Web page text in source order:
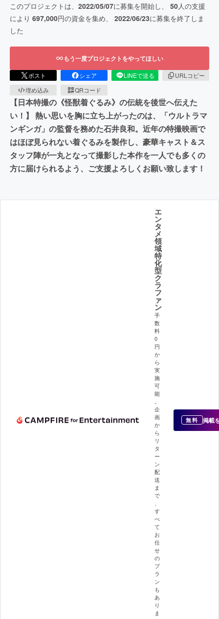
このプロジェクトは、 2022/05/07に募集を開始し、 50人の支援
により 697,000円の資金を集め、 2022/06/23に募集を終了しま
した
もう一度プロジェクトをやってほしい
ポスト シェア LINEで送る
URLコピー
埋め込み
QRコード
【日本特撮の《怪獣着ぐるみ》の伝統を後世へ伝えた
い！】 熱い思いを胸に立ち上がったのは、「ウルトラマ
ンギンガ」の監督を務めた石井良和。近年の特撮映画で
はほぼ見られない着ぐるみを製作し、豪華キャスト＆ス
タッフ陣が一丸となって撮影した本作を一人でも多くの
方に届けられるよう、ご支援よろしくお願い致します！
エ
ン
タ
メ
領
域
特
化
型
ク
ラ
フ
ァ
ン
手
数
料
0
円
か
ら
実
施
可
能
企
画
か
ら
リ
タ
ー
ン
配
送
ま
で
す
べ
て
お
任
せ
の
プ
ラ
ン
も
あ
り
ま
無料 掲載